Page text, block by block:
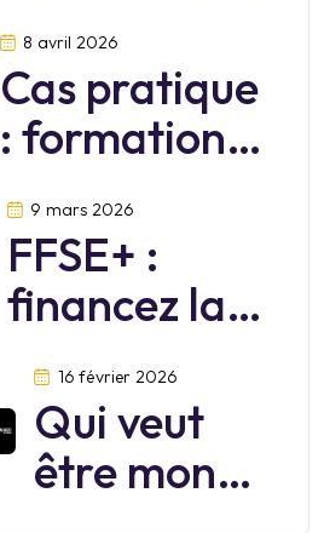
Mistral?
8 avril 2026
Cas pratique
: formation
cybersécurité
9 mars 2026
FFSE+ :
financez la
formation de
vos salariés
jusqu’au 30
juin 2026
16 février 2026
Qui veut
être mon